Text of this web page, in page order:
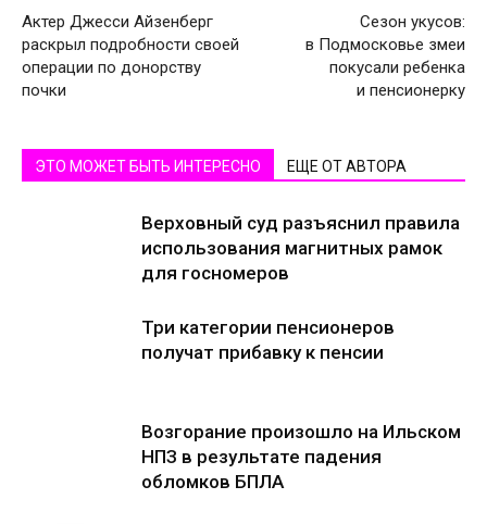
Актер Джесси Айзенберг
раскрыл подробности своей
операции по донорству
почки
Сезон укусов:
в Подмосковье змеи
покусали ребенка
и пенсионерку
ЭТО МОЖЕТ БЫТЬ ИНТЕРЕСНО ЕЩЕ ОТ АВТОРА
Верховный суд разъяснил правила
использования магнитных рамок
для госномеров
Три категории пенсионеров
получат прибавку к пенсии
Возгорание произошло на Ильском
НПЗ в результате падения
обломков БПЛА